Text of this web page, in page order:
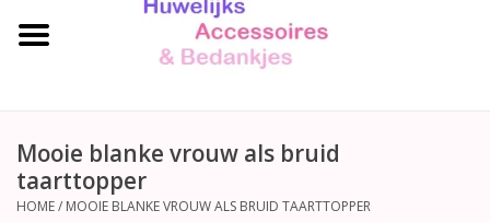
Bruidsaccessoires
Huwelijksreceptie
Mooie blanke vrouw als bruid
taarttopper
HOME/ MOOIE BLANKE VROUW ALS BRUID TAARTTOPPER